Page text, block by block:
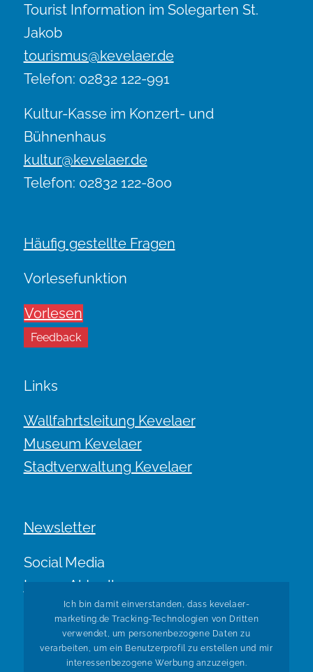
Tourist Information im Solegarten St.
Jakob
tourismus@kevelaer.de
Telefon: 02832 122-991
Kultur-Kasse im Konzert- und
Bühnenhaus
kultur@kevelaer.de
Telefon: 02832 122-800
Häufig gestellte Fragen
Vorlesefunktion
Vorlesen
Feedback
Links
Wallfahrtsleitung Kevelaer
Museum Kevelaer
Stadtverwaltung Kevelaer
Newsletter
Social Media
Immer Aktuell.
Ich bin damit einverstanden, dass kevelaer-
marketing.de Tracking-Technologien von Dritten
verwendet, um personenbezogene Daten zu
verarbeiten, um ein Benutzerprofil zu erstellen und mir
interessenbezogene Werbung anzuzeigen.